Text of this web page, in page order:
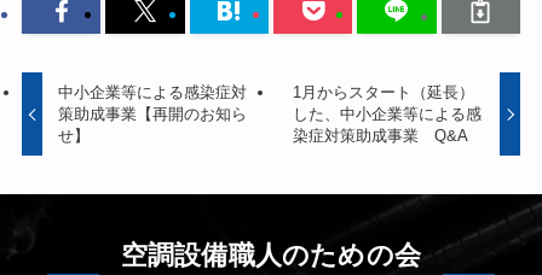
中小企業等による感染症対
策助成事業【再開のお知ら
せ】
1月からスタート（延長）
した、中小企業等による感
染症対策助成事業 Q&A
空調設備職人のための会